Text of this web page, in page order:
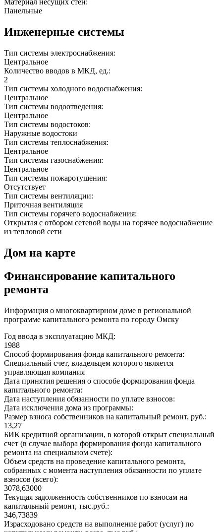
Материал несущих стен:
Панельные
Инженерные системы
Тип системы электроснабжения:
Центральное
Количество вводов в МКД, ед.:
2
Тип системы холодного водоснабжения:
Центральное
Тип системы водоотведения:
Центральное
Тип системы водостоков:
Наружные водостоки
Тип системы теплоснабжения:
Центральное
Тип системы газоснабжения:
Центральное
Тип системы пожаротушения:
Отсутствует
Тип системы вентиляции:
Приточная вентиляция
Тип системы горячего водоснабжения:
Открытая с отбором сетевой воды на горячее водоснабжение
из тепловой сети
Дом на карте
Финансирование капитального
ремонта
Информация о многоквартирном доме в региональной
программе капитального ремонта по городу Омску
Год ввода в эксплуатацию МКД:
1988
Способ формирования фонда капитального ремонта:
Специальный счет, владельцем которого является
управляющая компания
Дата принятия решения о способе формирования фонда
капитального ремонта:
Дата наступления обязанности по уплате взносов:
Дата исключения дома из программы:
Размер взноса собственников на капитальный ремонт, руб.:
13,27
БИК кредитной организации, в которой открыт специальный
счет (в случае выбора формирования фонда капитального
ремонта на специальном счете):
Объем средств на проведение капитального ремонта,
собранных с момента наступления обязанности по уплате
взносов (всего):
3078,63000
Текущая задолженность собственников по взносам на
капитальный ремонт, тыс.руб.:
346,73839
Израсходовано средств на выполнение работ (услуг) по